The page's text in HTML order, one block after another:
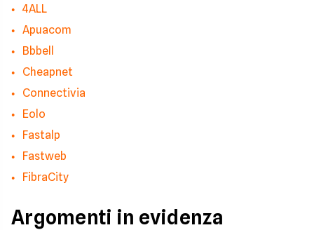
4ALL
Apuacom
Bbbell
Cheapnet
Connectivia
Eolo
Fastalp
Fastweb
FibraCity
Argomenti in evidenza